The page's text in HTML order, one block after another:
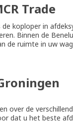
Trade
koploper in
Binnen de
ruimte in uw
over de
dat u het beste